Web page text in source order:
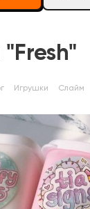
Игрушки Слайм